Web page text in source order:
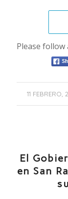
Please follow
11 FEBRERO,
/
El
en San